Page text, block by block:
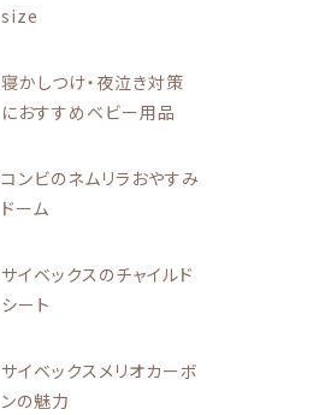
size
寝かしつけ・夜泣き対策
におすすめベビー用品
コンビのネムリラおやすみ
ドーム
サイベックスのチャイルド
シート
サイベックスメリオカーボ
ンの魅力